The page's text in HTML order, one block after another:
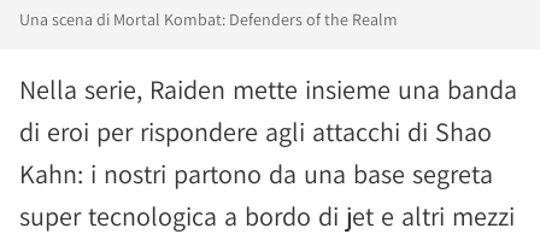
Una scena di Mortal Kombat: Defenders of the Realm
Nella serie, Raiden mette insieme una banda
di eroi per rispondere agli attacchi di Shao
Kahn: i nostri partono da una base segreta
super tecnologica a bordo di jet e altri mezzi